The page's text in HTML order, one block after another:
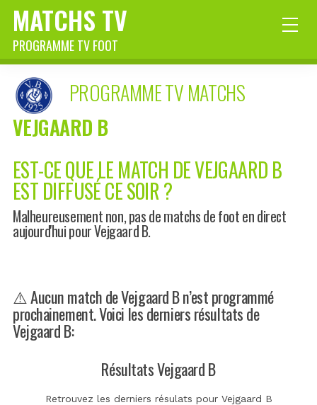
MATCHS TV
PROGRAMME TV FOOT
PROGRAMME TV MATCHS
VEJGAARD B
EST-CE QUE LE MATCH DE VEJGAARD B
EST DIFFUSÉ CE SOIR ?
Malheureusement non, pas de matchs de foot en direct
aujourd'hui pour Vejgaard B.
⚠️ Aucun match de Vejgaard B n’est programmé
prochainement. Voici les derniers résultats de
Vejgaard B:
Résultats Vejgaard B
Retrouvez les derniers résulats pour Vejgaard B